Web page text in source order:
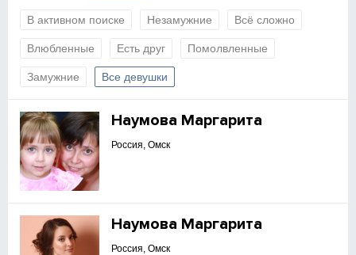
В активном поиске Незамужние Всё сложно
Влюбленные Есть друг Помолвленные
Замужние Все девушки
Наумова Маргарита
Россия, Омск
Наумова Маргарита
Россия, Омск